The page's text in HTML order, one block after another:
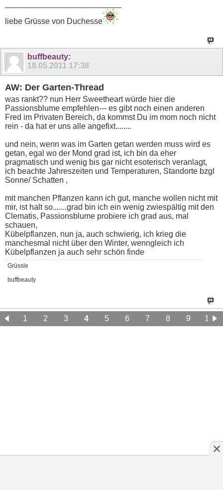
liebe Grüsse von Duchesse
buffbeauty:
18.05.2011 17:38
AW: Der Garten-Thread
was rankt?? nun Herr Sweetheart würde hier die
Passionsblume empfehlen--- es gibt noch einen anderen
Fred im Privaten Bereich, da kommst Du im mom noch nicht
rein - da hat er uns alle angefixt........
und nein, wenn was im Garten getan werden muss wird es
getan, egal wo der Mond grad ist, ich bin da eher
pragmatisch und wenig bis gar nicht esoterisch veranlagt,
ich beachte Jahreszeiten und Temperaturen, Standorte bzgl
Sonne/ Schatten ,
mit manchen Pflanzen kann ich gut, manche wollen nicht mit
mir, ist halt so.......grad bin ich ein wenig zwiespältig mit den
Clematis, Passionsblume probiere ich grad aus, mal
schauen,
Kübelpflanzen, nun ja, auch schwierig, ich krieg die
manchesmal nicht über den Winter, wenngleich ich
Kübelpflanzen ja auch sehr schön finde
Grüssle
buffbeauty
1 2 3 4 5 6 7 8 9
10